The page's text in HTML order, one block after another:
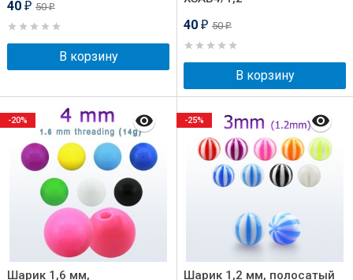
40 ₽ 50₽
В корзину
40 ₽ 50₽
В корзину
Шарик 1,6 мм,
-20%
Шарик 1,2 мм, полосатый
-25%